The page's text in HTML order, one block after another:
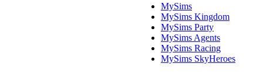
MySims
MySims Kingdom
MySims Party
MySims Agents
MySims Racing
MySims SkyHeroes